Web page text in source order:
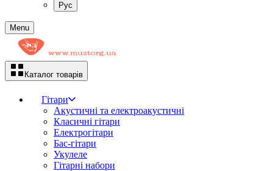
Рус
Menu
Каталог товарів
Гітари
Акустичні та електроакустичні
Класичні гітари
Електрогітари
Бас-гітари
Укулеле
Гітарні набори